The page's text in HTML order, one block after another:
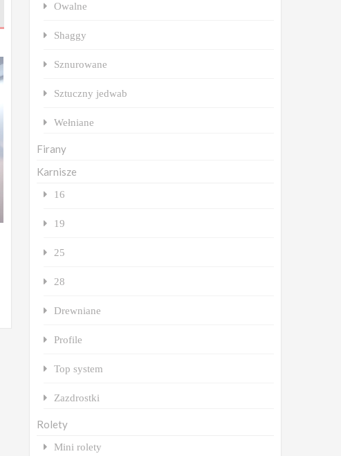
Owalne
Shaggy
Sznurowane
Sztuczny jedwab
Wełniane
Firany
Karnisze
16
19
25
28
Drewniane
Profile
Top system
Zazdrostki
Rolety
Mini rolety